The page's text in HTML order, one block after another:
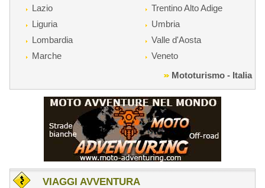
Lazio
Liguria
Lombardia
Marche
Trentino Alto Adige
Umbria
Valle d'Aosta
Veneto
Mototurismo - Italia
VIAGGI AVVENTURA